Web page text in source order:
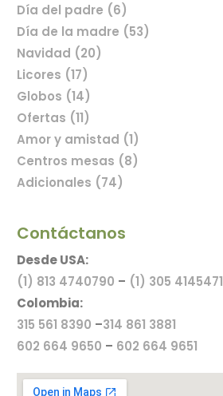
Comprar flores en línea
Día del padre (6)
Día de la madre (53)
Navidad (20)
Licores (17)
Globos (14)
Ofertas (11)
Amor y amistad (1)
Centros mesas (8)
Adicionales (74)
Contáctanos
Desde USA:
(1) 813 4740790 – (1) 305 4145471
Colombia:
315 561 8390 –314 861 3881
602 664 9650 – 602 664 9651